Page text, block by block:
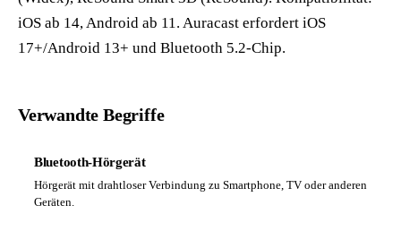
iOS ab 14, Android ab 11. Auracast erfordert iOS
17+/Android 13+ und Bluetooth 5.2-Chip.
Verwandte Begriffe
Bluetooth-Hörgerät
Hörgerät mit drahtloser Verbindung zu Smartphone, TV oder anderen
Geräten.